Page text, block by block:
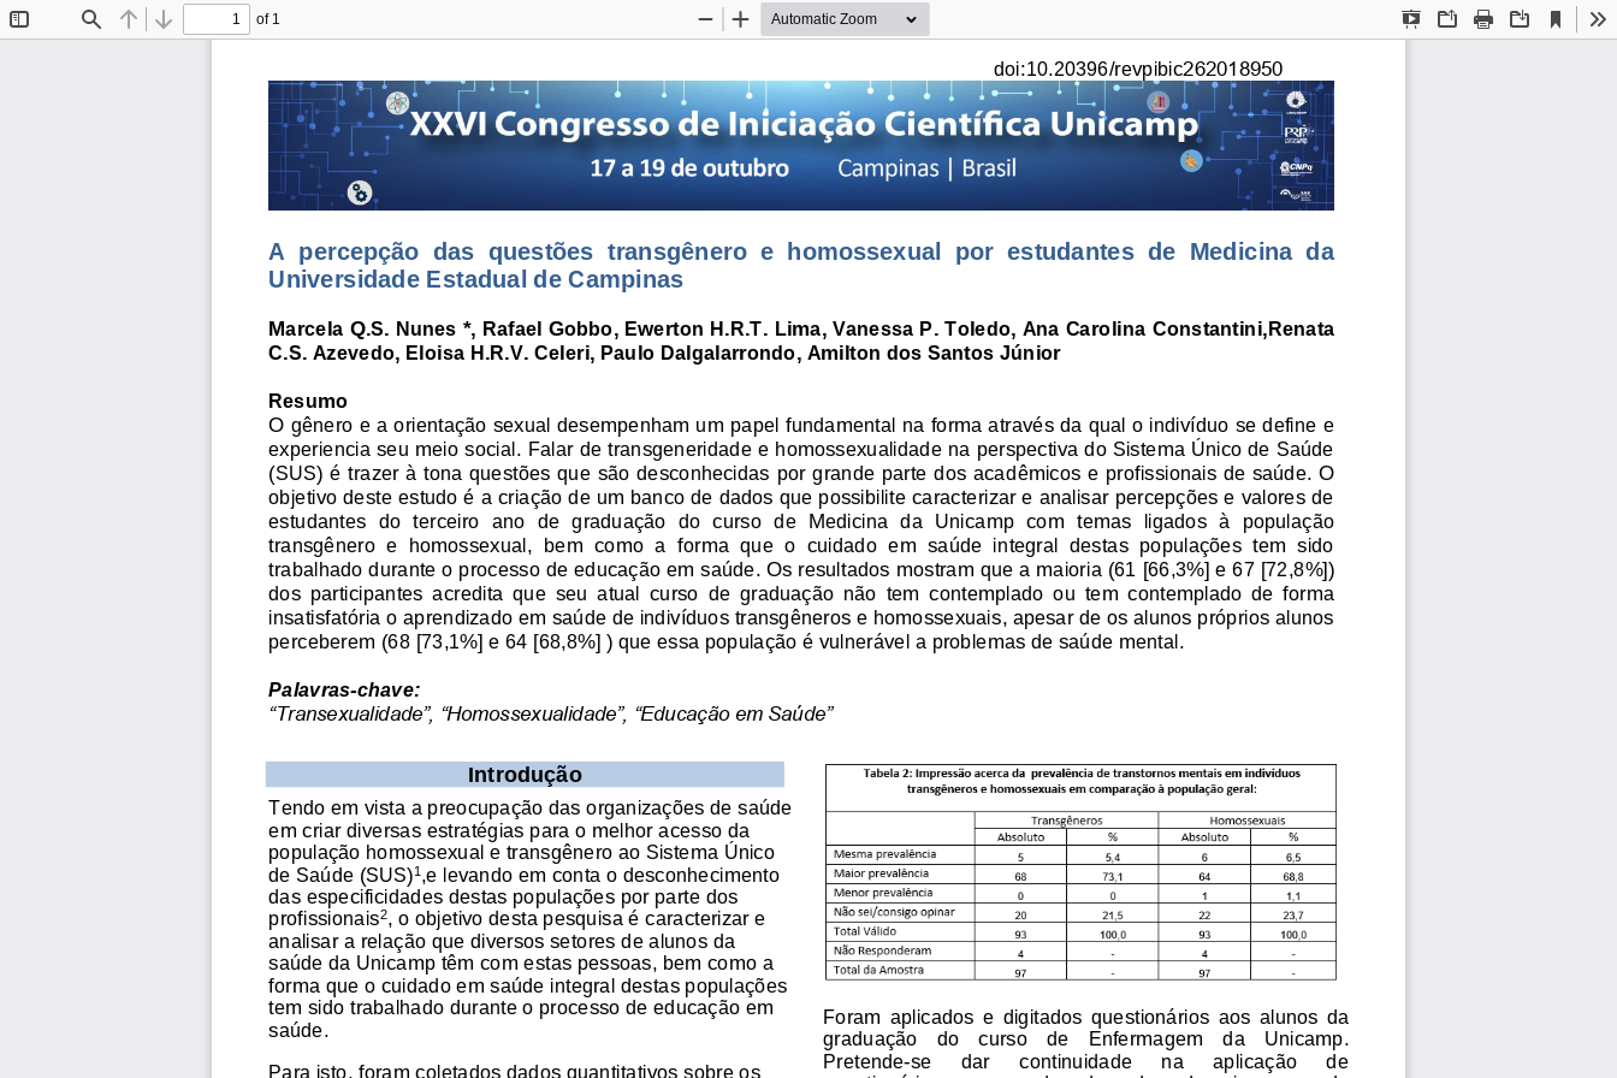
Find Previous
Next
of 1
Presentation
OpenPrint Download
Current
View
Zoom
Zoom
doi:10.20396/revpibic262018950
A  percepção  das  questões  transgênero  e  homossexual  por  estudantes  de  Medicina  da
Universidade Estadual de Campinas
Marcela Q.S. Nunes *, Rafael Gobbo, Ewerton H.R.T. Lima, Vanessa P. Toledo, Ana Carolina Constantini,Renata
C.S. Azevedo, Eloisa H.R.V. Celeri, Paulo Dalgalarrondo, Amilton dos Santos Júnior
Resumo
O gênero e a orientação sexual desempenham um papel fundamental na forma através da qual o indivíduo se define e
experiencia seu meio social. Falar de transgeneridade e homossexualidade na perspectiva do Sistema Único de Saúde
(SUS) é trazer à tona questões que são desconhecidas por grande parte dos acadêmicos e profissionais de saúde. O
objetivo deste estudo é a criação de um banco de dados que possibilite caracterizar e analisar percepções e valores de
estudantes do  terceiro  ano de  graduação  do  curso  de Medicina  da  Unicamp  com  temas  ligados  à  população
transgênero  e  homossexual
bem  como  a  forma  que  o  cuidado  em  saúde  integral  destas  populações  tem  sido
trabalhado durante o processo de educação em saúde Os resultados mostram que a maioria (61 [66 ,3%] e 67 [72,8%])
dos  participantes  acredita  que  seu  atual  curso de  graduação  não  tem  contemplado ou  tem  contemplado  de  forma
insatisfatória o aprendizado em saúde de indivíduos transgêneros e homossexuais, apesar de os alunos próprios alunos
perceberem (68 [73,1%] e 64 [68,8%] ) que essa população é vulnerável a problemas de saúde mental.
Palavras-chave:
“Transexualidade”, “Homossexualidade”, “Educação em Saúde”
Introdução
Tendo em vista a preocupação das organizações de saúde
em criar diversas estratégias para o melhor acesso da
população homossexual e transgênero ao Sistema Único
de Saúde (SUS)1,e levando em conta o desconhecimento
das especificidades destas populações por parte dos
profissionais2, o objetivo desta pesquisa é caracterizar e
analisar a relação que diversos setores de alunos da
saúde da Unicamp têm com estas pessoas, bem como a
forma que o cuidado em saúde integral destas populações
tem sido trabalhado durante o processo de educação em
saúde
Para isto, foram coletados dados quantitativos sobre os
Foram  aplicados  e digitados questionários aos  alunos  da
graduação    do    curso   de
Enfermagem
da   Unicamp.
Pretende-se dar continuidade na aplicação
de